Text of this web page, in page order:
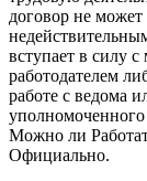
договор не
вступает в силу
работодателем
работе с ведома
Можно ли
Официально.